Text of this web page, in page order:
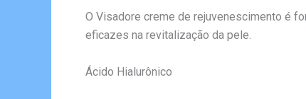
O Visadore creme de rejuvenescimento é
eficazes na revitalização da pele.
Ácido Hialurônico